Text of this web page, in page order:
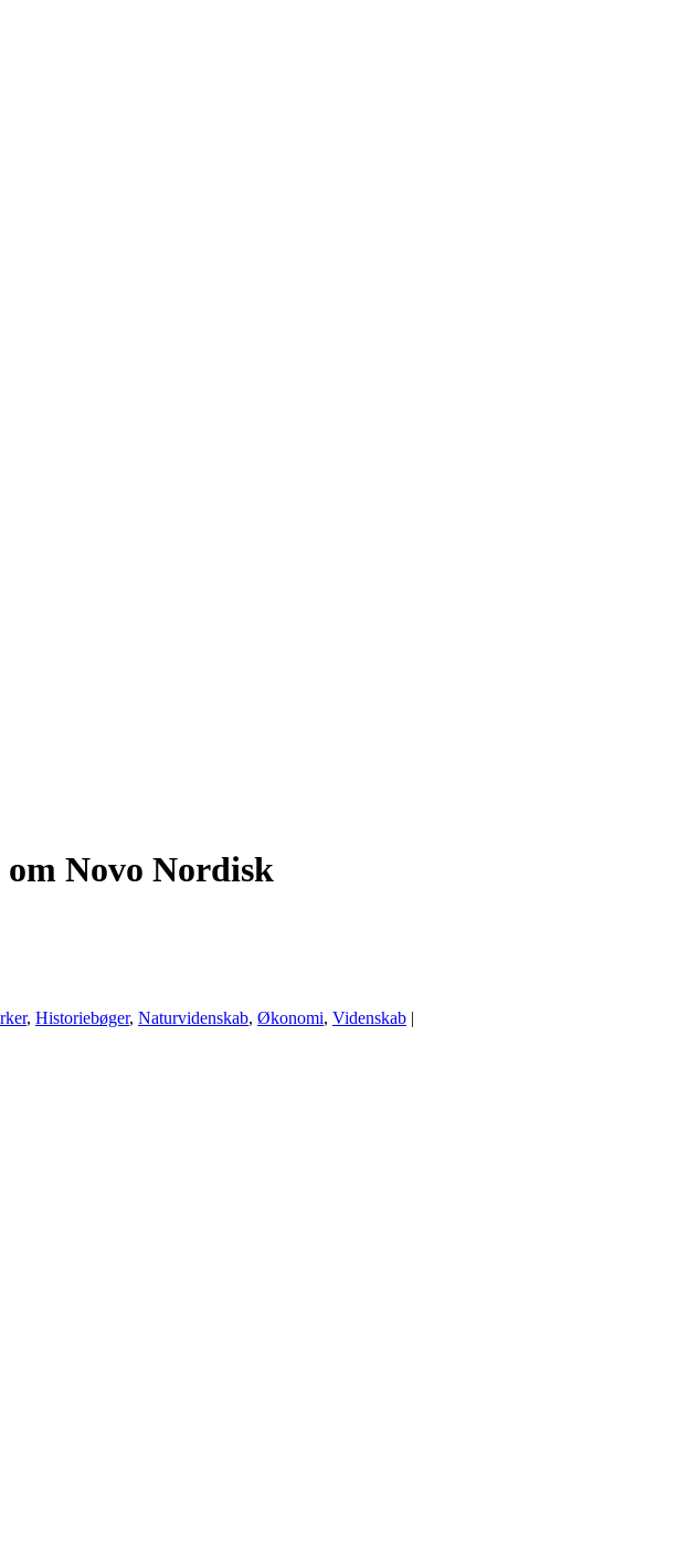
Novo Nordisk
, Historiebøger, Naturvidenskab, Økonomi, Videnskab |